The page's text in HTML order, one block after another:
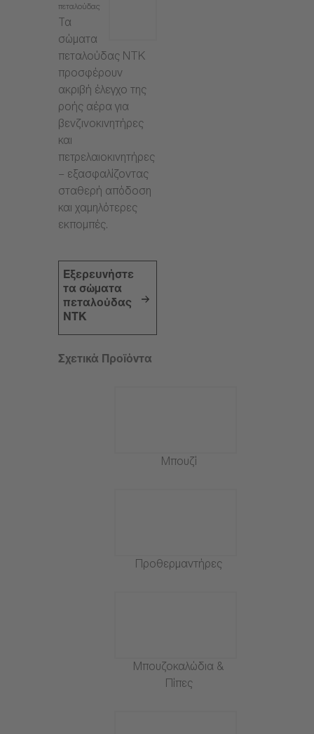
πεταλούδας
Τα
σώματα
πεταλούδας NTK
προσφέρουν
ακριβή έλεγχο της
ροής αέρα για
βενζινοκινητήρες
και
πετρελαιοκινητήρες
– εξασφαλίζοντας
σταθερή απόδοση
και χαμηλότερες
εκπομπές.
Εξερευνήστε
τα σώματα
πεταλούδας
NTK
Σχετικά Προϊόντα
Μπουζί
Προθερμαντήρες
Μπουζοκαλώδια &
Πίπες